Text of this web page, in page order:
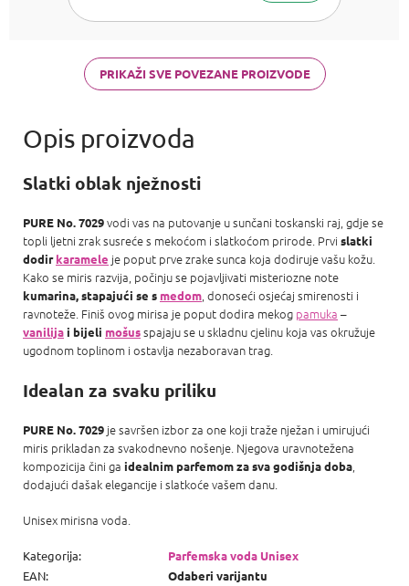
PRIKAŽI SVE POVEZANE PROIZVODE
Slatki oblak nježnosti
PURE No. 7029vodi vas na putovanje u sunčani toskanski raj, gdje se
topli ljetni zrak susreće s mekoćom i slatkoćom prirode. Prvi slatki
dodirkaramele je poput prve zrake sunca koja dodiruje vašu kožu.
Kako se miris razvija, počinju se pojavljivati ​​misteriozne note
kumarina, stapajući se s medom, donoseći osjećaj smirenosti i
ravnoteže. Finiš ovog mirisa je poput dodira mekog pamuka –
vanilijai bijeli mošusspajaju se u skladnu cjelinu koja vas okružuje
ugodnom toplinom i ostavlja nezaboravan trag.
Idealan za svaku priliku
PURE No. 7029 je savršen izbor za one koji traže nježan i umirujući
miris prikladan za svakodnevno nošenje. Njegova uravnotežena
kompozicija čini ga idealnim parfemom za sva godišnja doba,
dodajući dašak elegancije i slatkoće vašem danu.
Unisex mirisna voda.
Kategorija:
Parfemska voda Unisex
EAN:
Odaberi varijantu